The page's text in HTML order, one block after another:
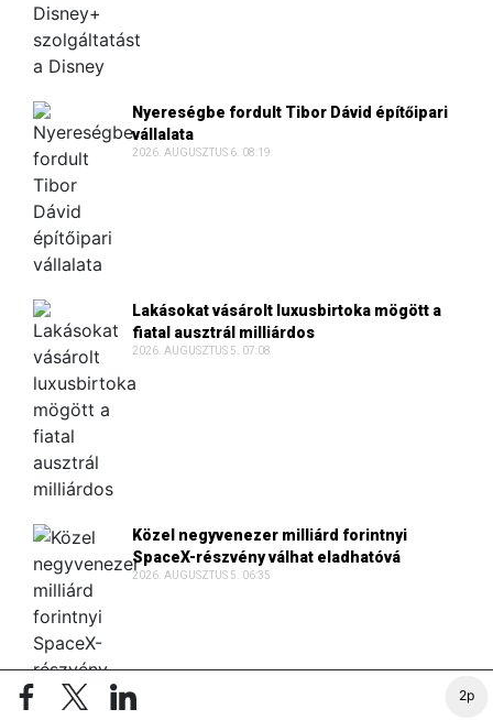
2p
Nyereségbe fordult Tibor Dávid építőipari
vállalata
2026. AUGUSZTUS 6. 08:19
Lakásokat vásárolt luxusbirtoka mögött a
fiatal ausztrál milliárdos
2026. AUGUSZTUS 5. 07:08
Közel negyvenezer milliárd forintnyi
SpaceX-részvény válhat eladhatóvá
2026. AUGUSZTUS 5. 06:35